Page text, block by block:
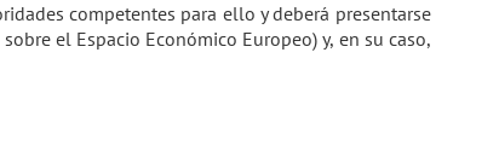
competentes para ello y deberá presentarse
el Espacio Económico Europeo) y, en su caso,